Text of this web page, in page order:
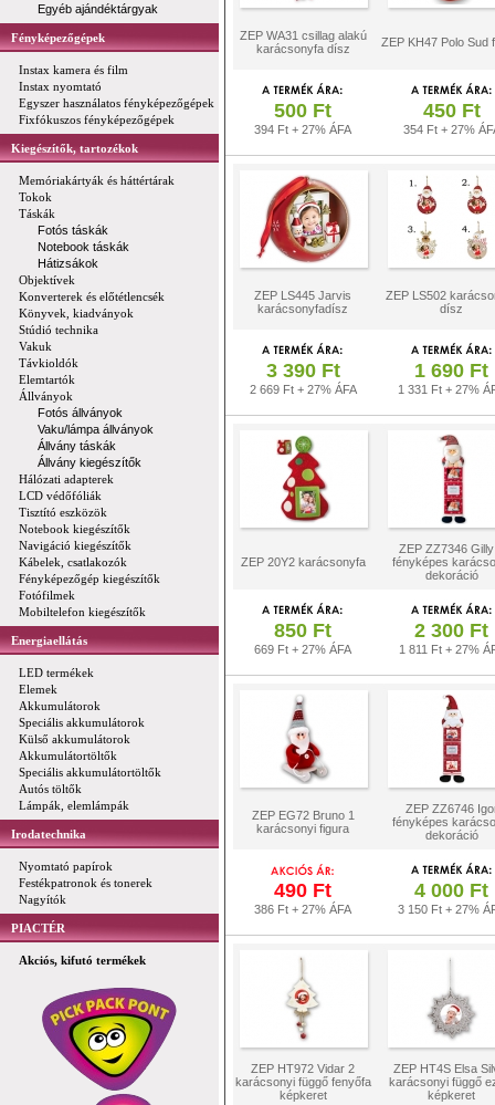
Egyéb ajándéktárgyak
Fényképezőgépek
Instax kamera és film
Instax nyomtató
Egyszer használatos fényképezőgépek
Fixfókuszos fényképezőgépek
Kiegészítők, tartozékok
Memóriakártyák és háttértárak
Tokok
Táskák
Fotós táskák
Notebook táskák
Hátizsákok
Objektívek
Konverterek és előtétlencsék
Könyvek, kiadványok
Stúdió technika
Vakuk
Távkioldók
Elemtartók
Állványok
Fotós állványok
Vaku/lámpa állványok
Állvány táskák
Állvány kiegészítők
Hálózati adapterek
LCD védőfóliák
Tisztító eszközök
Notebook kiegészítők
Navigáció kiegészítők
Kábelek, csatlakozók
Fényképezőgép kiegészítők
Fotófilmek
Mobiltelefon kiegészítők
Energiaellátás
LED termékek
Elemek
Akkumulátorok
Speciális akkumulátorok
Külső akkumulátorok
Akkumulátortöltők
Speciális akkumulátortöltők
Autós töltők
Lámpák, elemlámpák
Irodatechnika
Nyomtató papírok
Festékpatronok és tonerek
Nagyítók
PIACTÉR
Akciós, kifutó termékek
ZEP WA31 csillag alakú
karácsonyfa dísz
ZEP KH47 Polo Sud
500 Ft
394 Ft + 27% ÁFA
450 Ft
354 Ft + 27%
ZEP LS445 Jarvis
karácsonyfadísz
ZEP LS502
dísz
3 390 Ft
2 669 Ft + 27% ÁFA
1 690 Ft
1 331 Ft + 27%
ZEP 20Y2 karácsonyfa
ZEP ZZ7346
fényképes
dekoráció
850 Ft
669 Ft + 27% ÁFA
2 300 Ft
1 811 Ft + 27%
ZEP EG72 Bruno 1
karácsonyi figura
ZEP ZZ6746
fényképes
dekoráció
490 Ft
386 Ft + 27% ÁFA
4 000 Ft
3 150 Ft + 27%
ZEP HT972 Vidar 2
karácsonyi függő fenyőfa
képkeret
ZEP HT4S Elsa
karácsonyi függő
képkeret